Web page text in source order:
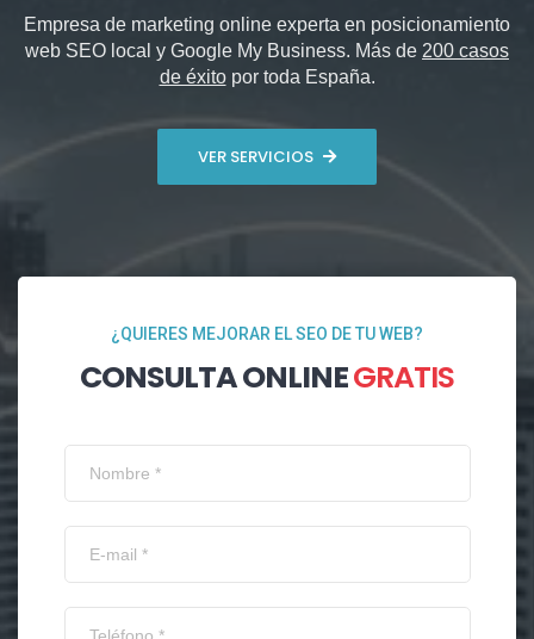
Empresa de marketing online experta en posicionamiento
web SEO local y Google My Business. Más de 200 casos
de éxitopor toda España.
VER SERVICIOS
¿QUIERES MEJORAR EL SEO DE TU WEB?
CONSULTA ONLINEGRATIS